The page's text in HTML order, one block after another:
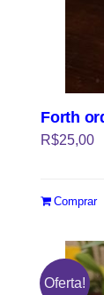
Forth
R$25,00
Comprar
Oferta!